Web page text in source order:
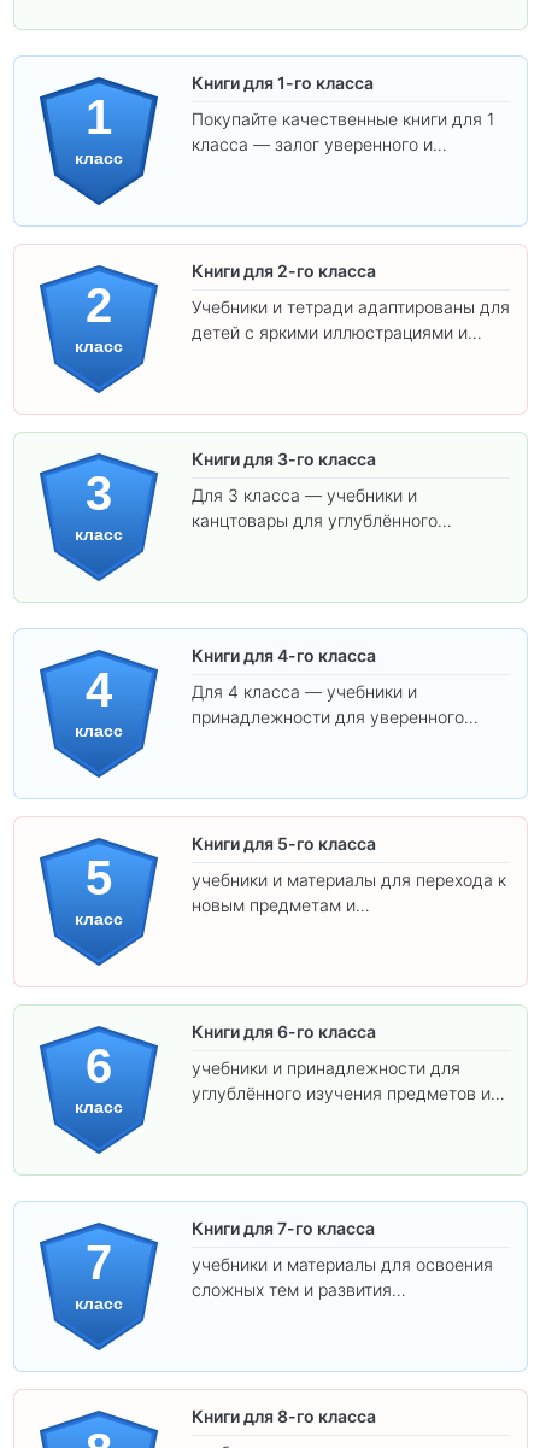
1
класс
Книги для 1-го класса
Покупайте качественные книги для 1
класса — залог уверенного и
2
класс
Книги для 2-го класса
Учебники и тетради адаптированы для
детей с яркими иллюстрациями и
3
класс
Книги для 3-го класса
Для 3 класса — учебники и
канцтовары для углублённого
4
класс
Книги для 4-го класса
Для 4 класса — учебники и
принадлежности для уверенного
5
класс
Книги для 5-го класса
учебники и материалы для перехода к
новым предметам и
6
класс
Книги для 6-го класса
учебники и принадлежности для
углублённого изучения предметов и
7
класс
Книги для 7-го класса
учебники и материалы для освоения
сложных тем и развития
Книги для 8-го класса